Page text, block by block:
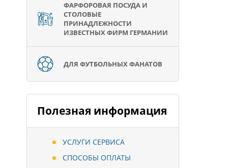
ФАРФОРОВАЯ ПОСУДА И
СТОЛОВЫЕ
ПРИНАДЛЕЖНОСТИ
ИЗВЕСТНЫХ ФИРМ ГЕРМАНИИ
ДЛЯ ФУТБОЛЬНЫХ ФАНАТОВ
Полезная информация
УСЛУГИ СЕРВИСА
СПОСОБЫ ОПЛАТЫ